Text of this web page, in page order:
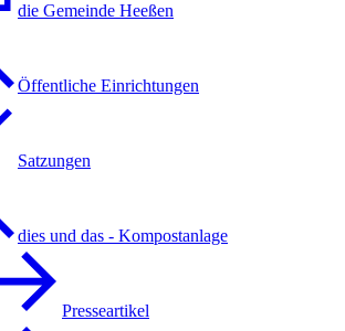
die Gemeinde Heeßen
Öffentliche Einrichtungen
Satzungen
dies und das - Kompostanlage
Presseartikel